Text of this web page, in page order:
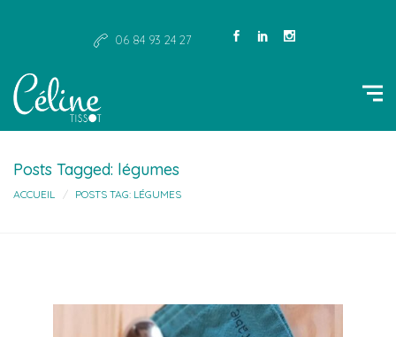
06 84 93 24 27
Posts Tagged: légumes
ACCUEIL POSTS TAG: LÉGUMES